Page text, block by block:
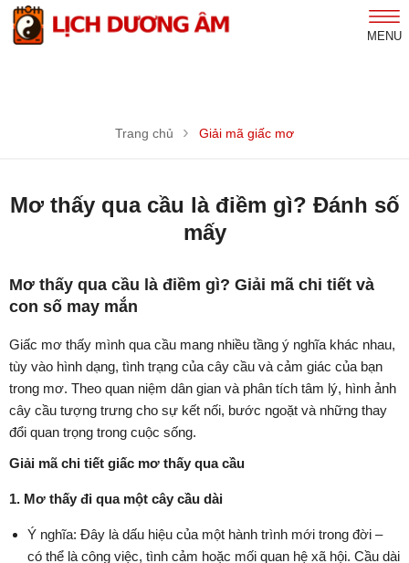
MENU
Trang chủ Giải mã giấc mơ
Mơ thấy qua cầu là điềm gì? Đánh số
mấy
Mơ thấy qua cầu là điềm gì? Giải mã chi tiết và
con số may mắn
Giấc mơ thấy mình qua cầu mang nhiều tầng ý nghĩa khác nhau,
tùy vào hình dạng, tình trạng của cây cầu và cảm giác của bạn
trong mơ. Theo quan niệm dân gian và phân tích tâm lý, hình ảnh
cây cầu tượng trưng cho sự kết nối, bước ngoặt và những thay
đổi quan trọng trong cuộc sống.
Giải mã chi tiết giấc mơ thấy qua cầu
1. Mơ thấy đi qua một cây cầu dài
Ý nghĩa: Đây là dấu hiệu của một hành trình mới trong đời –
có thể là công việc, tình cảm hoặc mối quan hệ xã hội. Cầu dài